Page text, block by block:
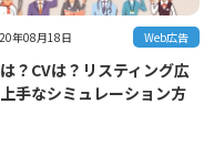
年08月18日 Web広告
？CVは？リスティング広
手なシミュレーション方